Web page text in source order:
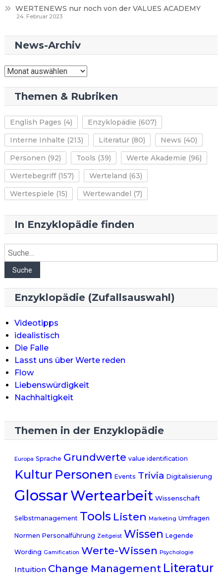
WERTENEWS nur noch von der VALUES ACADEMY
24. Februar 2023
News-Archiv
News-
Themen & Rubriken
English Pages (4) Enzyklopädie (607)
Interne Inhalte (213) Literatur(80) News (40)
Personen (92) Tools (39) Werte Akademie (96)
Wertebegriff(157) Werteland (63)
Wertespiele (15) Wertewandel (7)
In Enzyklopädie finden
Suche
Suche
Enzyklopädie (Zufallsauswahl)
Videotipps
idealistisch
Die Falle
Lasst uns über Werte reden
Flow
Liebenswürdigkeit
Nachhaltigkeit
Themen in der Enzyklopädie
Europa Sprache Grundwerte value identification
Kultur Personen Events Trivia Digitalisierung
GlossarWertearbeit Wissenschaft
Selbstmanagement Tools Listen Marketing Umfragen
Normen Personalführung Zeitgeist Wissen Legende
Wording Gamification Werte-Wissen Psychologie
Intuition Change Management Literatur